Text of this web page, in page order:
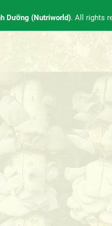
Dưỡng (Nutriworld). All rights